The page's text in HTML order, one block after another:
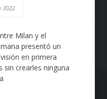
2022
Milan y el
presentó un
en primera
crearles ninguna